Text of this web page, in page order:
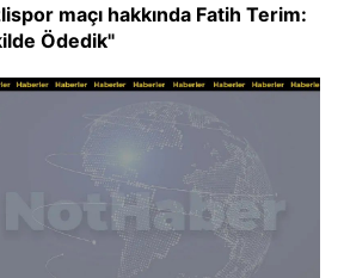
maçı hakkında Fatih Terim:
Ödedik"